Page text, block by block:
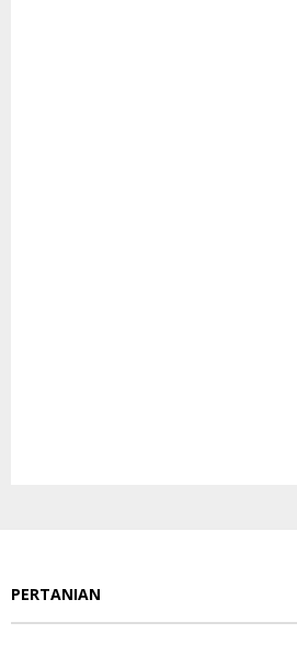
PERTANIAN